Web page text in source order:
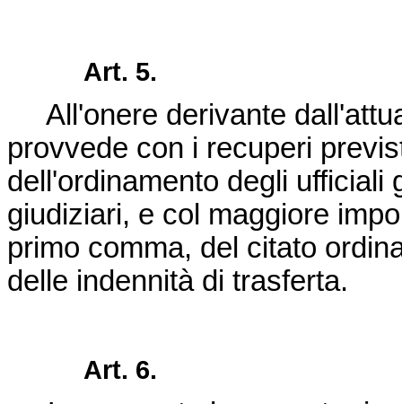
Art. 5.
All'onere derivante
provvede con i recuperi
dell'ordinamento degli ufficiali
giudiziari, e col maggiore
primo comma, del citato
delle indennità di trasferta.
Art. 6.